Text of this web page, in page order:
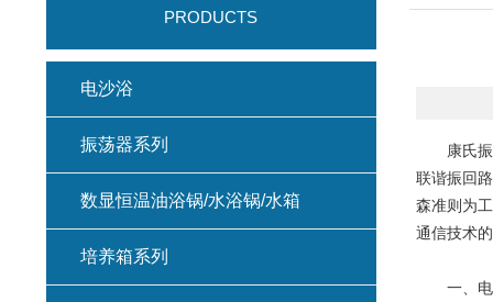
康氏振荡
联谐振回
森准则为
通信技术
一、电
PRODUCTS
电沙浴
振荡器系列
数显恒温油浴锅/水浴锅/水箱
培养箱系列